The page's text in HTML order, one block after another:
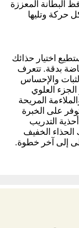
البطانة المعززة
حركة وتليها
اختيار حذائك
بدقة. تتعرف
والإحساس
الجزء العلوي
المريحة
على الخبرة
التدريب
الخفيف
إلى آخر خطوة.